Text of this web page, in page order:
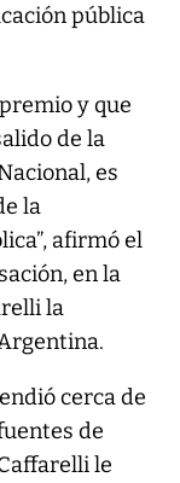
pública
y que
de la
es
la
afirmó el
en la
la
cerca de
de
le